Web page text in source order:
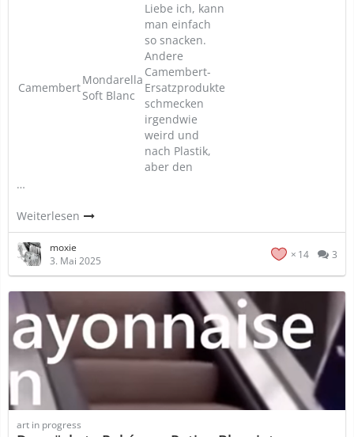
Camembert
Mondarella
Soft Blanc
Liebe ich, kann
man einfach
so snacken.
Andere
Camembert-
Ersatzprodukte
schmecken
irgendwie
weird und
nach Plastik,
aber den
…
Weiterlesen
moxie
3. Mai 2025
14 3
art in progress